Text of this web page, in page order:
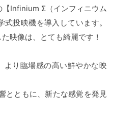
【Infinium Σ（インフィニウム
投映機を導入しています。
映像は、とても綺麗です！
より臨場感の高い鮮やかな映
とともに、新たな感覚を発見